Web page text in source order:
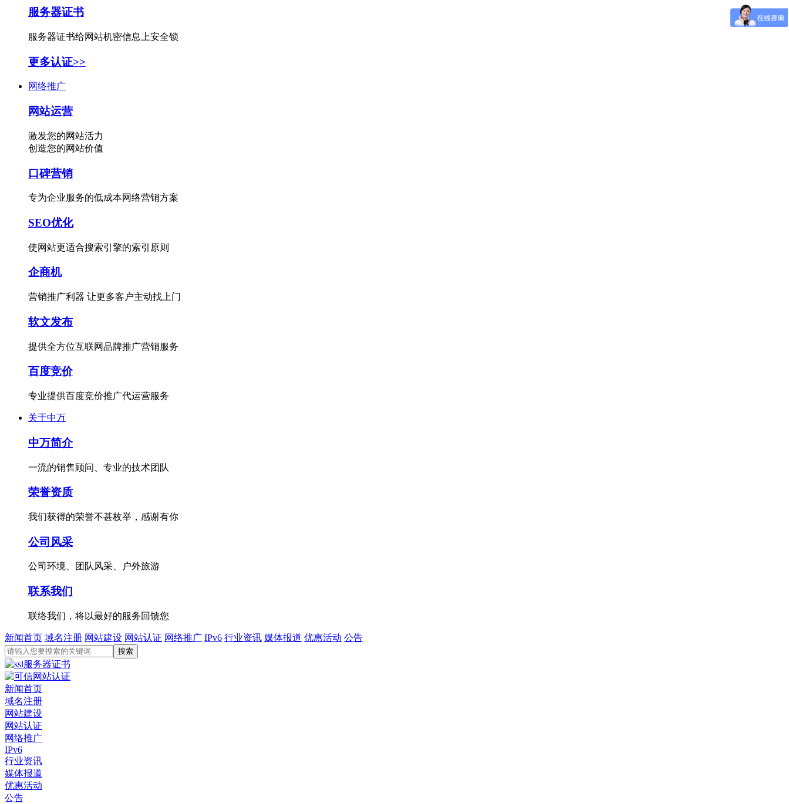
服务器证书
服务器证书给网站机密信息上安全锁
更多认证>>
网络推广
网站运营
激发您的网站活力
创造您的网站价值
口碑营销
专为企业服务的低成本网络营销方案
SEO优化
使网站更适合搜索引擎的索引原则
企商机
营销推广利器 让更多客户主动找上门
软文发布
提供全方位互联网品牌推广营销服务
百度竞价
专业提供百度竞价推广代运营服务
关于中万
中万简介
一流的销售顾问、专业的技术团队
荣誉资质
我们获得的荣誉不甚枚举，感谢有你
公司风采
公司环境、团队风采、户外旅游
联系我们
联络我们，将以最好的服务回馈您
新闻首页 域名注册 网站建设 网站认证 网络推广 IPv6 行业资讯 媒体报道 优惠活动 公告
新闻首页
域名注册
网站建设
网站认证
网络推广
IPv6
行业资讯
媒体报道
优惠活动
公告